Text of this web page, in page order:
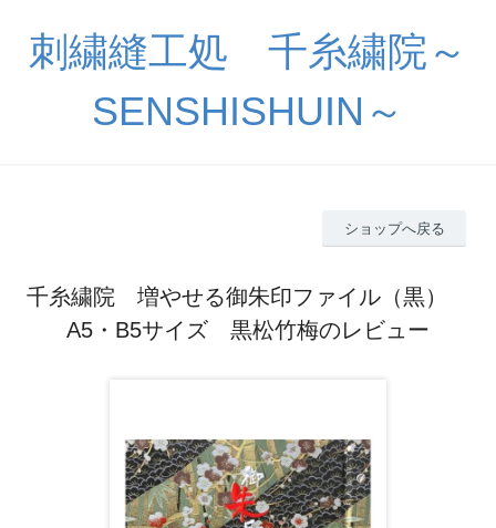
刺繍縫工処 千糸繍院～
SENSHISHUIN～
ショップへ戻る
千糸繍院 増やせる御朱印ファイル（黒）
A5・B5サイズ 黒松竹梅のレビュー